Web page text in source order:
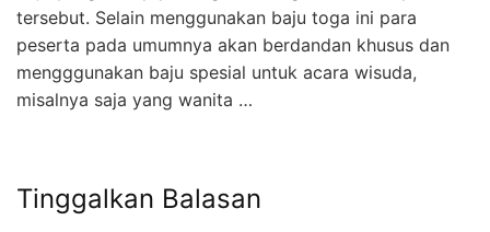
tersebut. Selain menggunakan baju toga ini para
peserta pada umumnya akan berdandan khusus dan
mengggunakan baju spesial untuk acara wisuda,
misalnya saja yang wanita …
Tinggalkan Balasan